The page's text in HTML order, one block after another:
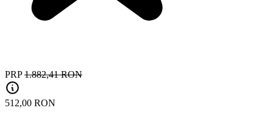
PRP 1.882,41 RON
512,00 RON